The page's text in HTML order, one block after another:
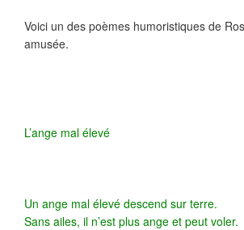
Voici un des poèmes humoristiques de
amusée.
L’ange mal élevé
Un ange mal élevé descend sur terre.
Sans ailes, il n’est plus ange et peut voler.